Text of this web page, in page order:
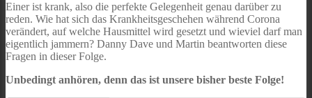
sein
Einer ist krank, also die perfekte Gelegenheit genau darüber zu
reden. Wie hat sich das Krankheitsgeschehen während Corona
verändert, auf welche Hausmittel wird gesetzt und wieviel darf man
eigentlich jammern? Danny Dave und Martin beantworten diese
Fragen in dieser Folge.
Unbedingt anhören, denn das ist unsere bisher beste Folge!